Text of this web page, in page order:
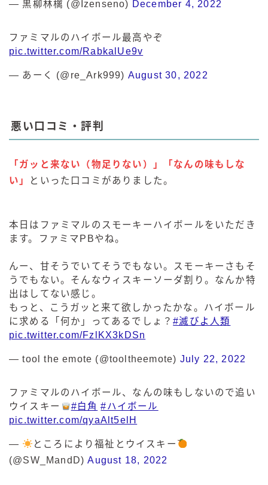
— 黒柳林檎 (@Izenseno) December 4, 2022
ファミマルのハイボール最高やぞ
pic.twitter.com/RabkalUe9v
— あーく (@re_Ark999) August 30, 2022
悪い口コミ・評判
「ガッと来ない（物足りない）」「なんの味もしな
い」
といった口コミがありました。
本日はファミマルのスモーキーハイボールをいただき
ます。ファミマPBやね。
んー、甘そうでいてそうでもない。スモーキーさもそ
うでもない。そんなウィスキーソーダ割り。なんか特
出はしてない感じ。
もっと、こうガッと来て欲しかったかな。ハイボール
に求める「何か」ってあるでしょ？#滅びよ人類
pic.twitter.com/FzlKX3kDSn
— tool the emote (@tooltheemote) July 22, 2022
ファミマルのハイボール、なんの味もしないので追い
ウイスキー
#白角 #ハイボール
pic.twitter.com/qyaAlt5elH
—
ところにより福祉とウイスキー
(@SW_MandD)August 18, 2022